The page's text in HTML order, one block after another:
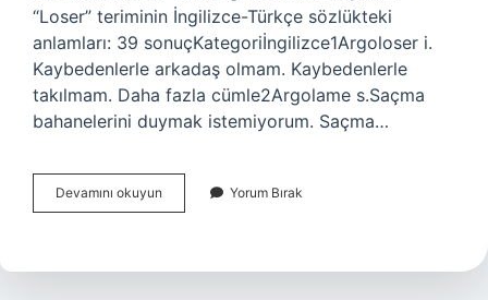
“Loser” teriminin İngilizce-Türkçe sözlükteki
anlamları: 39 sonuçKategoriİngilizce1Argoloser i.
Kaybedenlerle arkadaş olmam. Kaybedenlerle
takılmam. Daha fazla cümle2Argolame s.Saçma
bahanelerini duymak istemiyorum. Saçma…
Devamını okuyun Ingilizce
Defile
Yorum Bırak